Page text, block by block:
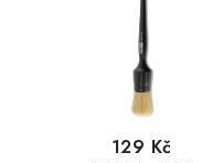
129 Kč